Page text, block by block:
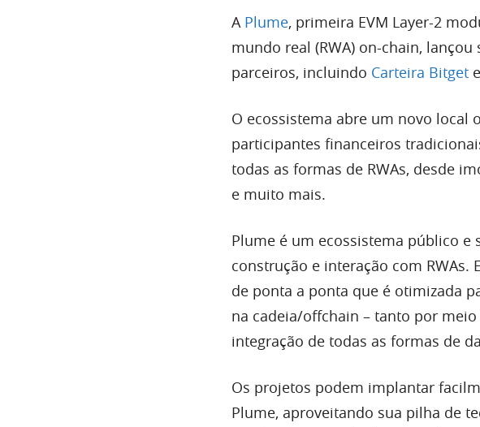
APlume, primeira EVM Layer-2
mundo real (RWA) on-chain, lançou
parceiros, incluindo Carteira Bitget
O ecossistema abre um novo local
participantes financeiros
todas as formas de RWAs, desde
e muito mais.
Plume é um ecossistema público
construção e interação com
de ponta a ponta que é otimizada
na cadeia/offchain – tanto por
integração de todas as formas de
Os projetos podem implantar
Plume, aproveitando sua pilha de